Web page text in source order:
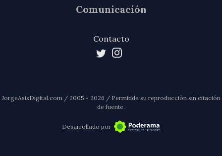
Comunicación
Contacto
JorgeAsisDigital.com / 2005 - 2026 / Permitida su reproducción sin citación
de fuente.
Desarrollado por